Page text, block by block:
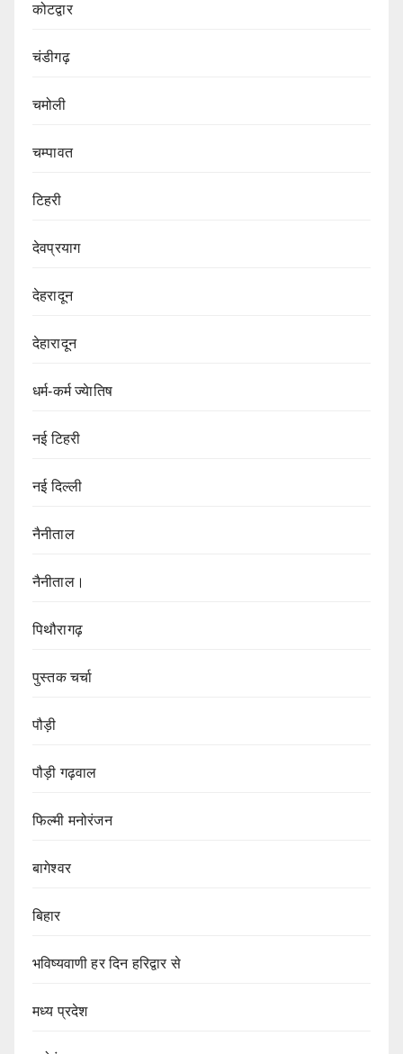
कोटद्वार
चंडीगढ़
चमोली
चम्पावत
टिहरी
देवप्रयाग
देहरादून
देहारादून
धर्म-कर्म ज्येातिष
नई टिहरी
नई दिल्ली
नैनीताल
नैनीताल।
पिथौरागढ़
पुस्तक चर्चा
पौड़ी
पौड़ी गढ़वाल
फिल्मी मनोरंजन
बागेश्वर
बिहार
भविष्यवाणी हर दिन हरिद्वार से
मध्य प्रदेश